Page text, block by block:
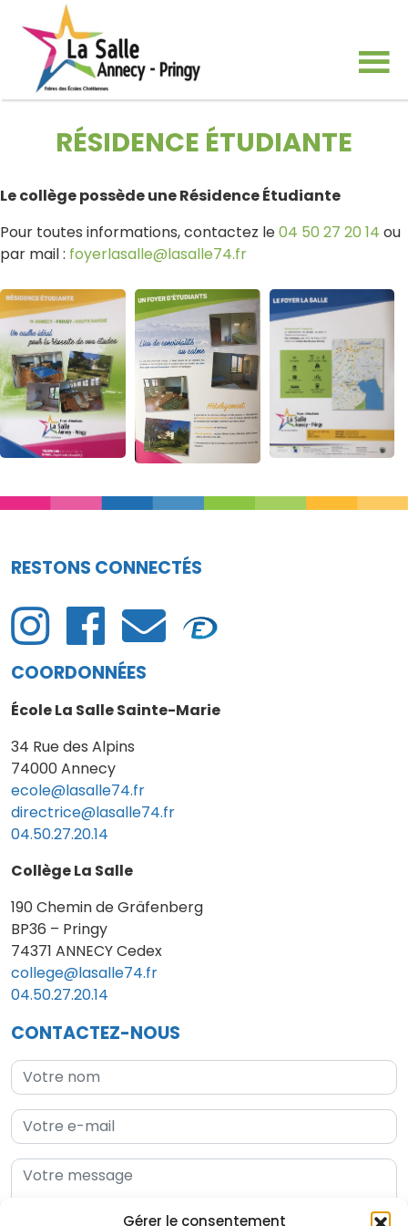
Gérer le consentement
RÉSIDENCE ÉTUDIANTE
Le collège possède une Résidence Étudiante
Pour toutes informations, contactez le04 50 27 20 14 ou
par mail : foyerlasalle@lasalle74.fr
RESTONS CONNECTÉS
COORDONNÉES
École La Salle Sainte-Marie
34 Rue des Alpins
74000 Annecy
ecole@lasalle74.fr
directrice@lasalle74.fr
04.50.27.20.14
Collège La Salle
190 Chemin de Gräfenberg
BP36 – Pringy
74371 ANNECY Cedex
college@lasalle74.fr
04.50.27.20.14
CONTACTEZ-NOUS